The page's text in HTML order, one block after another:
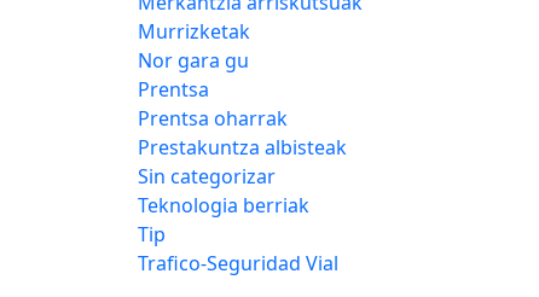
Murrizketak
Nor gara gu
Prentsa
Prentsa oharrak
Prestakuntza albisteak
Sin categorizar
Teknologia berriak
Tip
Trafico-Seguridad Vial